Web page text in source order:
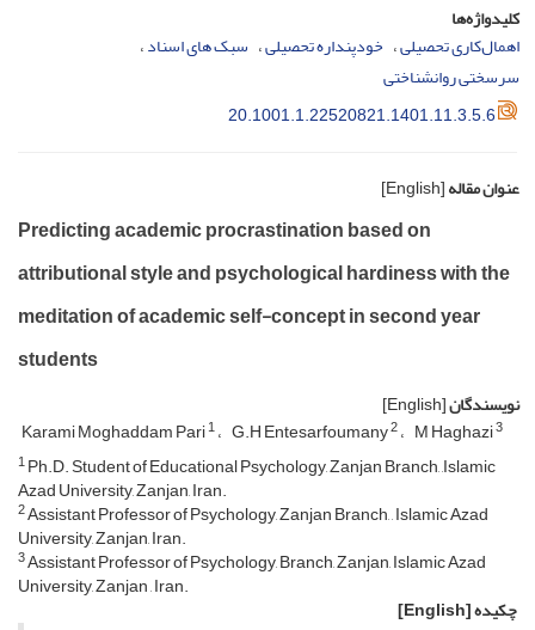
کلیدواژه‌ها
اهمال‌کاری تحصیلی خودپنداره تحصیلی سبک های اسناد
سرسختی روانشناختی
20.1001.1.22520821.1401.11.3.5.6
عنوان مقاله[English]
Predicting academic procrastination based on
attributional style and psychological hardiness with the
meditation of academic self-concept in second year
students
نویسندگان[English]
Karami Moghaddam Pari1 G.H Entesarfoumany2 M Haghazi3
1Ph.D. Student of Educational Psychology, Zanjan Branch, ,Islamic
Azad University, Zanjan, Iran.
2Assistant Professor of Psychology, Zanjan Branch, , Islamic Azad
University, Zanjan, Iran.
3Assistant Professor of Psychology, Branch, Zanjan, Islamic Azad
University, Zanjan , Iran.
چکیده[English]